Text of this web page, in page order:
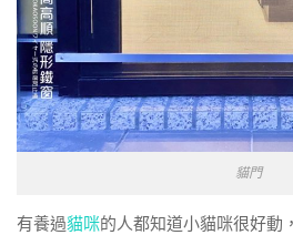
貓門
有養過貓咪的人都知道小貓咪很好動